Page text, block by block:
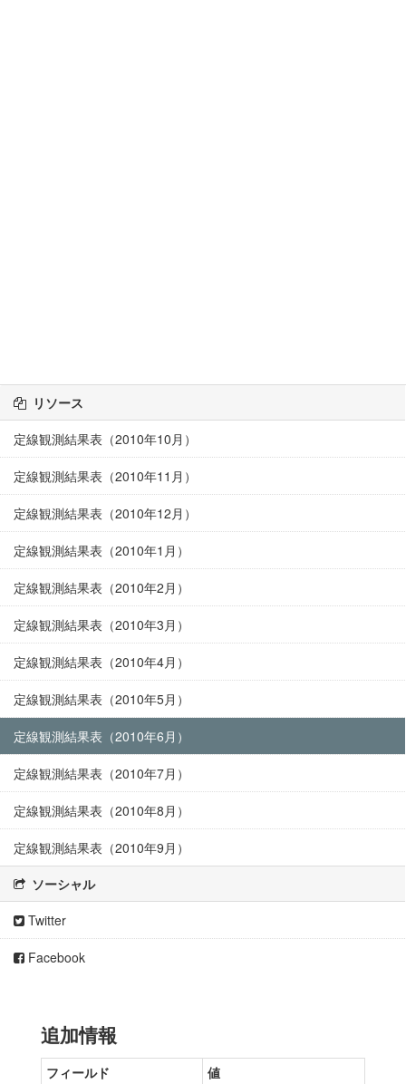
リソース
定線観測結果表（2010年10月）
定線観測結果表（2010年11月）
定線観測結果表（2010年12月）
定線観測結果表（2010年1月）
定線観測結果表（2010年2月）
定線観測結果表（2010年3月）
定線観測結果表（2010年4月）
定線観測結果表（2010年5月）
定線観測結果表（2010年6月）
定線観測結果表（2010年7月）
定線観測結果表（2010年8月）
定線観測結果表（2010年9月）
ソーシャル
Twitter
Facebook
追加情報
フィールド
値